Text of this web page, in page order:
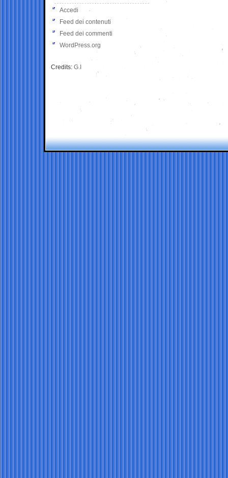
Accedi
Feed dei contenuti
Feed dei commenti
WordPress.org
Credits: G.I